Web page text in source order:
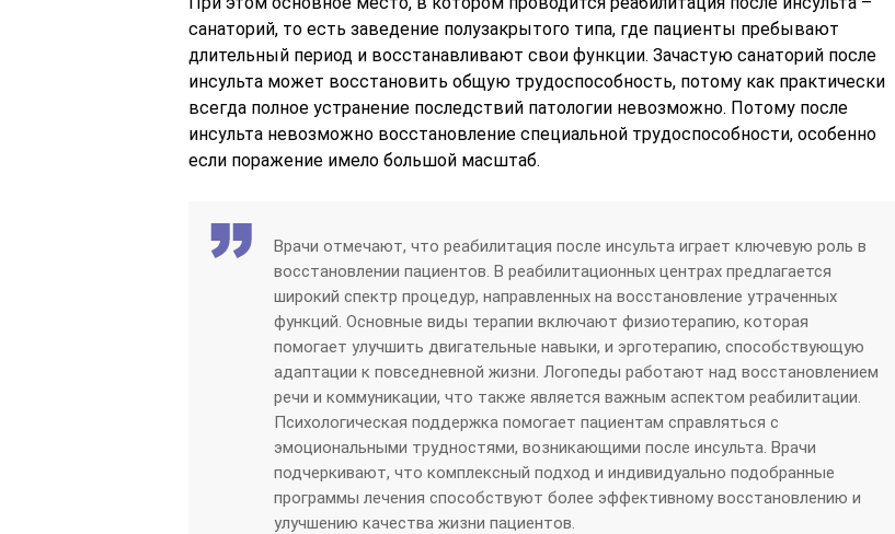
санаторий, то есть заведение полузакрытого типа, где пациенты пребывают
длительный период и восстанавливают свои функции. Зачастую санаторий после
инсульта может восстановить общую трудоспособность, потому как практически
всегда полное устранение последствий патологии невозможно. Потому после
инсульта невозможно восстановление специальной трудоспособности, особенно
если поражение имело большой масштаб.
Врачи отмечают, что реабилитация после инсульта играет ключевую роль в
восстановлении пациентов. В реабилитационных центрах предлагается
широкий спектр процедур, направленных на восстановление утраченных
функций. Основные виды терапии включают физиотерапию, которая
помогает улучшить двигательные навыки, и эрготерапию, способствующую
адаптации к повседневной жизни. Логопеды работают над восстановлением
речи и коммуникации, что также является важным аспектом реабилитации.
Психологическая поддержка помогает пациентам справляться с
эмоциональными трудностями, возникающими после инсульта. Врачи
подчеркивают, что комплексный подход и индивидуально подобранные
программы лечения способствуют более эффективному восстановлению и
улучшению качества жизни пациентов.